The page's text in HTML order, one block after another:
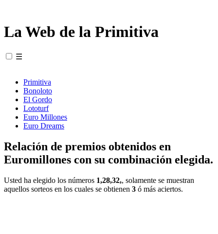
La Web de la Primitiva
☰
Primitiva
Bonoloto
El Gordo
Lototurf
Euro Millones
Euro Dreams
Relación de premios obtenidos en
Euromillones con su combinación elegida.
Usted ha elegido los números 1,28,32,, solamente se muestran
aquellos sorteos en los cuales se obtienen 3 ó más aciertos.